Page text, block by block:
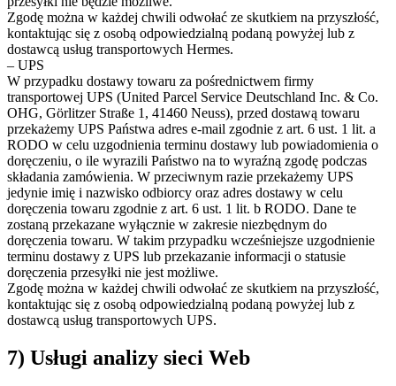
Zgodę można w każdej chwili odwołać ze skutkiem na przyszłość,
kontaktując się z osobą odpowiedzialną podaną powyżej lub z
dostawcą usług transportowych Hermes.
– UPS
W przypadku dostawy towaru za pośrednictwem firmy
transportowej UPS (United Parcel Service Deutschland Inc. & Co.
OHG, Görlitzer Straße 1, 41460 Neuss), przed dostawą towaru
przekażemy UPS Państwa adres e-mail zgodnie z art. 6 ust. 1 lit. a
RODO w celu uzgodnienia terminu dostawy lub powiadomienia o
doręczeniu, o ile wyrazili Państwo na to wyraźną zgodę podczas
składania zamówienia. W przeciwnym razie przekażemy UPS
jedynie imię i nazwisko odbiorcy oraz adres dostawy w celu
doręczenia towaru zgodnie z art. 6 ust. 1 lit. b RODO. Dane te
zostaną przekazane wyłącznie w zakresie niezbędnym do
doręczenia towaru. W takim przypadku wcześniejsze uzgodnienie
terminu dostawy z UPS lub przekazanie informacji o statusie
doręczenia przesyłki nie jest możliwe.
Zgodę można w każdej chwili odwołać ze skutkiem na przyszłość,
kontaktując się z osobą odpowiedzialną podaną powyżej lub z
dostawcą usług transportowych UPS.
7) Usługi analizy sieci Web